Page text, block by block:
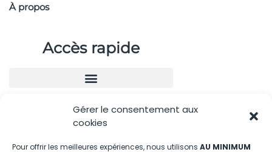
Gérer le consentement aux
cookies
Pour offrir les meilleures expériences, nous utilisons AU MINIMUM
À propos
Accès rapide
Nous contacter
04.88.08.75.28